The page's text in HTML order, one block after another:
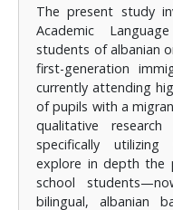
παρούσης
αφενός την
συναισθηματικών
αντιμετωπίσουν
καταγωγής στο
της Ελληνικής
και μη γλωσσικά
προβολή των
υιοθέτησαν κυρίως
με τους/τις
Το επίκεντρο της
The present study
Academic
students of albanian
first-generation
currently attending
of pupils with a
qualitative
specifically
explore in depth the
school
bilingual, albanian